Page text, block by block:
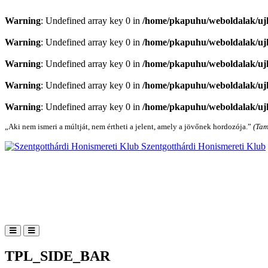
Warning: Undefined array key 0 in /home/pkapuhu/weboldalak/
Warning: Undefined array key 0 in /home/pkapuhu/weboldalak/
Warning: Undefined array key 0 in /home/pkapuhu/weboldalak/
Warning: Undefined array key 0 in /home/pkapuhu/weboldalak/
Warning: Undefined array key 0 in /home/pkapuhu/weboldalak/
„Aki nem ismeri a múltját, nem értheti a jelent, amely a jövőnek hordozója.”
Szentgotthárdi Honismereti Klub
TPL_SIDE_BAR